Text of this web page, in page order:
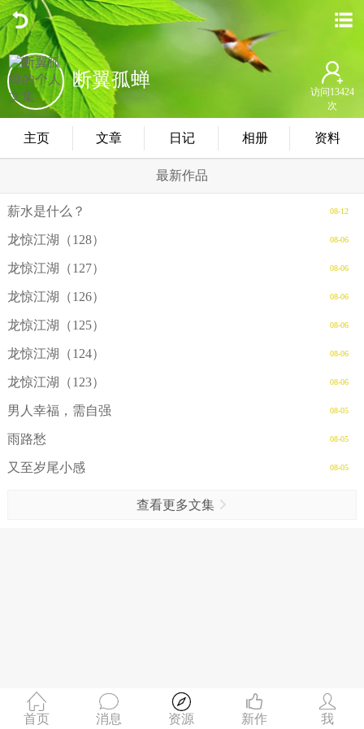
断翼孤蝉
访问13424
次
主页 文章 日记 相册 资料
最新作品
08-12
薪水是什么？
08-06
龙惊江湖（128）
08-06
龙惊江湖（127）
08-06
龙惊江湖（126）
08-06
龙惊江湖（125）
08-06
龙惊江湖（124）
08-06
龙惊江湖（123）
08-05
男人幸福，需自强
08-05
雨路愁
08-05
又至岁尾小感
查看更多文集
首页 消息 资源 新作 我